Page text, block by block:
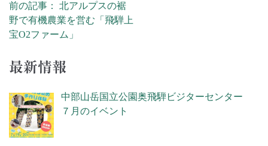
投稿ナビゲーション
前の記事： 北アルプスの裾
野で有機農業を営む「飛騨上
宝O2ファーム」
最新情報
中部山岳国立公園奥飛騨ビジターセンター
７月のイベント